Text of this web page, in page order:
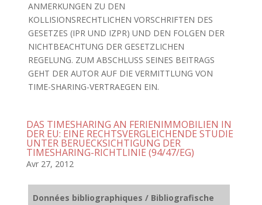
ANMERKUNGEN ZU DEN
KOLLISIONSRECHTLICHEN VORSCHRIFTEN DES
GESETZES (IPR UND IZPR) UND DEN FOLGEN DER
NICHTBEACHTUNG DER GESETZLICHEN
REGELUNG. ZUM ABSCHLUSS SEINES BEITRAGS
GEHT DER AUTOR AUF DIE VERMITTLUNG VON
TIME-SHARING-VERTRAEGEN EIN.
DAS TIMESHARING AN FERIENIMMOBILIEN IN
DER EU: EINE RECHTSVERGLEICHENDE STUDIE
UNTER BERUECKSICHTIGUNG DER
TIMESHARING-RICHTLINIE (94/47/EG)
Avr 27, 2012
Données bibliographiques / Bibliografische